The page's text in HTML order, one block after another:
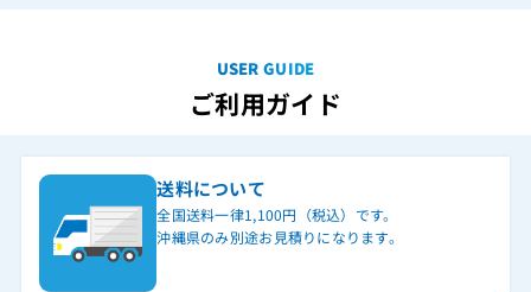
USER GUIDE
ご利用ガイド
送料について
全国送料一律1,100円（税込）です。
沖縄県のみ別途お見積りになります。